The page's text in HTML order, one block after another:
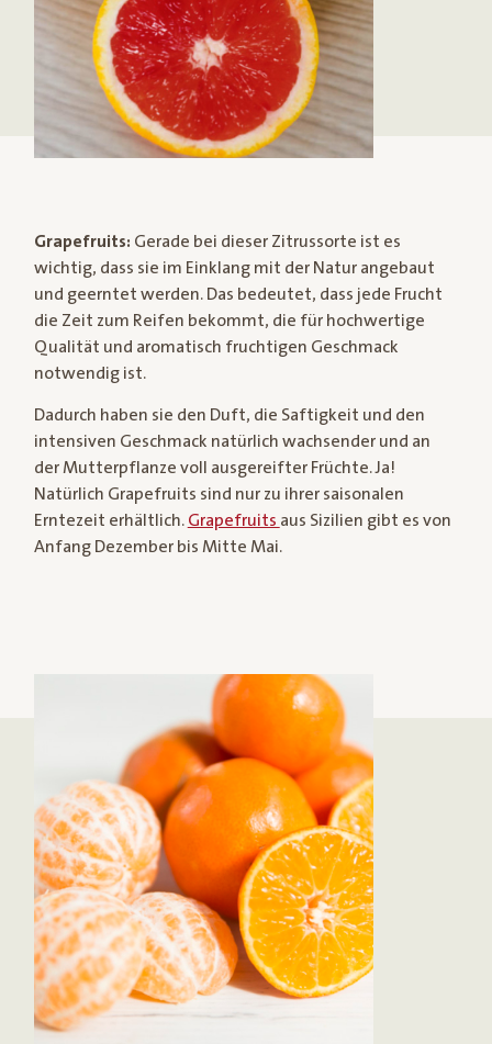
Grapefruits: Gerade bei dieser Zitrussorte ist es
wichtig, dass sie im Einklang mit der Natur angebaut
und geerntet werden. Das bedeutet, dass jede Frucht
die Zeit zum Reifen bekommt, die für hochwertige
Qualität und aromatisch fruchtigen Geschmack
notwendig ist.
Dadurch haben sie den Duft, die Saftigkeit und den
intensiven Geschmack natürlich wachsender und an
der Mutterpflanze voll ausgereifter Früchte. Ja!
Natürlich Grapefruits sind nur zu ihrer saisonalen
Erntezeit erhältlich. Grapefruits aus Sizilien gibt es von
Anfang Dezember bis Mitte Mai.